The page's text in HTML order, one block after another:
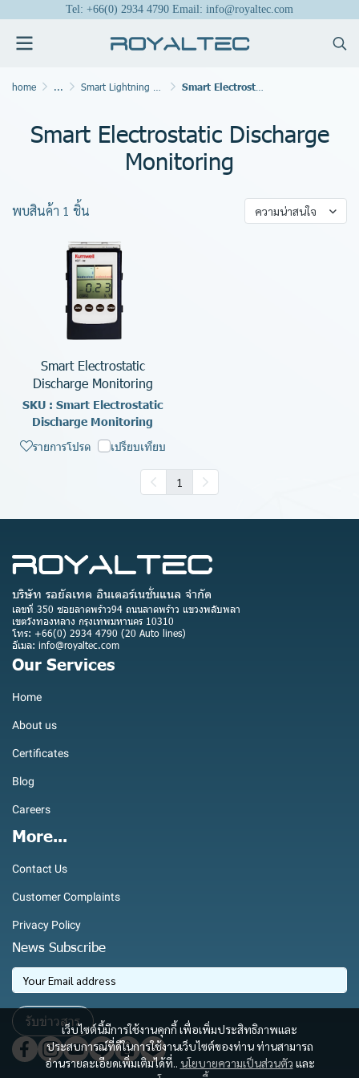
Tel: +66(0) 2934 4790 Email: info@royaltec.com
home ... Smart Lightning Management System Smart Electrostatic Discharge Monitoring
Smart Electrostatic Discharge
Monitoring
พบสินค้า 1 ชิ้น ความน่าสนใจ
Smart Electrostatic
Discharge Monitoring
SKU : Smart Electrostatic
Discharge Monitoring
รายการโปรด เปรียบเทียบ
1
เว็บไซต์นี้มีการใช้งานคุกกี้ เพื่อเพิ่มประสิทธิภาพและ
ประสบการณ์ที่ดีในการใช้งานเว็บไซต์ของท่าน ท่านสามารถ
อ่านรายละเอียดเพิ่มเติมได้ที่.. นโยบายความเป็นส่วนตัว และ
บริษัท รอยัลเทค อินเตอร์เนชั่นแนล จำกัด
เลขที่ 350 ซอยลาดพร้าว94 ถนนลาดพร้าว แขวงพลับพลา
เขตวังทองหลาง กรุงเทพมหานคร 10310
โทร: +66(0) 2934 4790 (20 Auto lines)
อีเมล: info@royaltec.com
Our Services
Home
About us
Certificates
Blog
Careers
More...
Contact Us
Customer Complaints
Privacy Policy
News Subscribe
รับข่าวสาร